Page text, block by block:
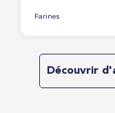
Farines
Découvrir